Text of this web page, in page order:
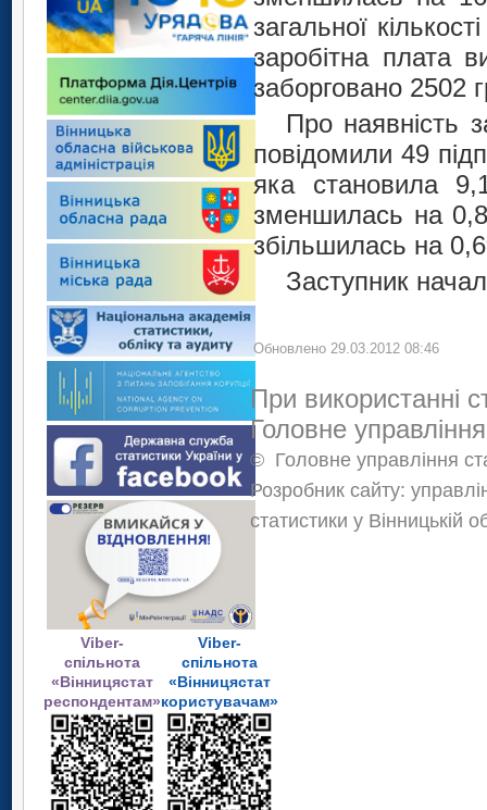
Viber-
спільнота
«Вінницястат
респондентам»
Viber-
спільнота
«Вінницястат
користувачам»
загальної
заробітна плата
заборговано 2502
Про наявність
повідомили 49
яка становила
зменшилась на
збільшилась на
С.В.
Обновлено 29.03.2012 08:46
При використанні
Головне
© Головне управління
Розробник сайту:
статистики у Вінницькій